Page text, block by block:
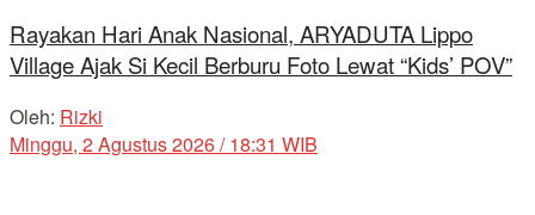
Rayakan Hari Anak Nasional, ARYADUTA Lippo
Village Ajak Si Kecil Berburu Foto Lewat “Kids’ POV”
Oleh: Rizki
Minggu, 2 Agustus 2026 / 18:31 WIB